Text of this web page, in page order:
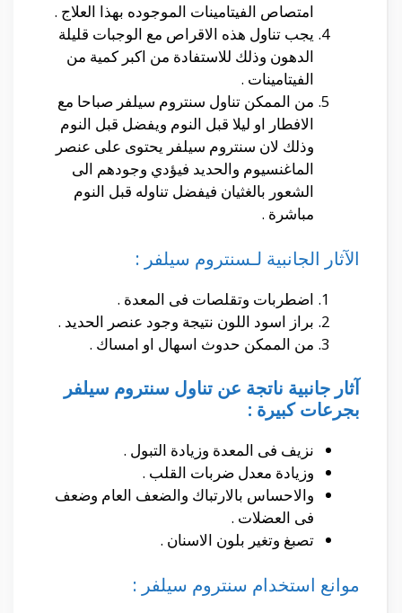
امتصاص الفيتامينات الموجوده بهذا العلاج .
يجب تناول هذه الاقراص مع الوجبات قليلة
الدهون وذلك للاستفادة من اكبر كمية من
الفيتامينات .
من الممكن تناول سنتروم سيلفر صباحا مع
الافطار او ليلا قبل النوم ويفضل قبل النوم
وذلك لان سنتروم سيلفر يحتوى على عنصر
الماغنسيوم والحديد فيؤدي وجودهم الى
الشعور بالغثيان فيفضل تناوله قبل النوم
مباشرة .
الآثار الجانبية لـسنتروم سيلفر :
اضطربات وتقلصات فى المعدة .
براز اسود اللون نتيجة وجود عنصر الحديد .
من الممكن حدوث اسهال او امساك .
آثار جانبية ناتجة عن تناول سنتروم سيلفر
بجرعات كبيرة :
نزيف فى المعدة وزيادة التبول .
وزيادة معدل ضربات القلب .
والاحساس بالارتباك والضعف العام وضعف
فى العضلات .
تصبغ وتغير بلون الاسنان .
موانع استخدام سنتروم سيلفر :